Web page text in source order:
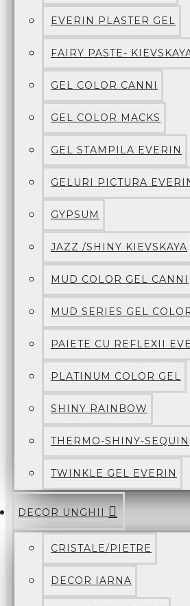
EVERIN PLASTER GEL
FAIRY PASTE-
GEL COLOR CANNI
GEL COLOR MACKS
GEL STAMPILA EVERIN
GELURI PICTURA
GYPSUM
JAZZ /SHINY KIEVSKAYA
MUD COLOR GEL CANNI
MUD SERIES GEL
PAIETE CU REFLEXII
PLATINUM COLOR GEL
SHINY RAINBOW
THERMO-SHINY-SEQUIN
TWINKLE GEL EVERIN
DECOR UNGHII
CRISTALE/PIETRE
DECOR IARNA